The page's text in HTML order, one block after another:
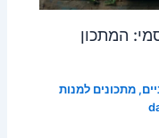
המתכון
,מתכונים למנות